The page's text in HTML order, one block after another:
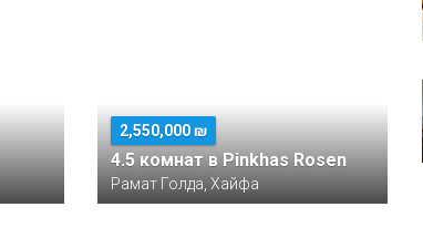
2,550,000 ₪
4.5 комнат в Pinkhas Rosen
Рамат Голда, Хайфа